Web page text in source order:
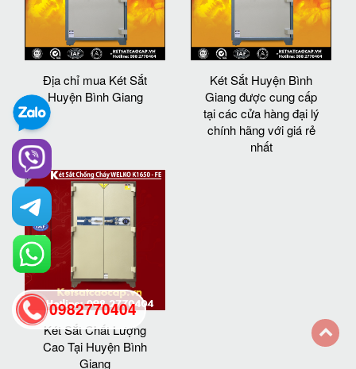
Địa chỉ mua Két Sắt
Huyện Bình Giang
Két Sắt Huyện Bình
Giang được cung cấp
tại các cửa hàng đại lý
chính hãng với giá rẻ
nhất
Két Sắt Chất Lượng
Cao Tại Huyện Bình
Giang
0982770404